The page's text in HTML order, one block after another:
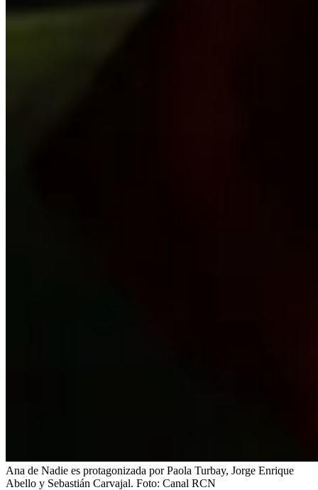
Ana de Nadie es protagonizada por Paola Turbay, Jorge Enrique
Abello y Sebastián Carvajal. Foto: Canal RCN